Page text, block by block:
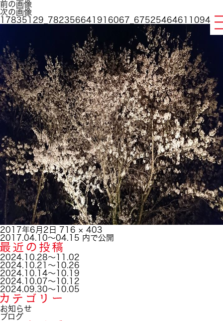
前の画像
次の画像
投
稿
日:
2017年6月2日 フ
ル
サ
イ
ズ
716 × 403
投
稿
ナ
ビ
ゲ
ー
シ
ョ
ン
2017.04.10～04.15 内で公開
2024.10.28～11.02
2024.10.21～10.26
2024.10.14～10.19
2024.10.07～10.12
2024.09.30～10.05
お知らせ
ブログ